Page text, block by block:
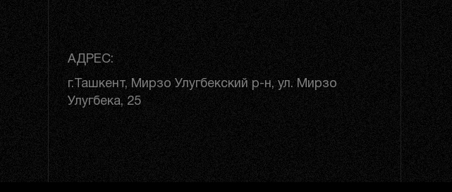
АДРЕС:
г.Ташкент, Мирзо Улугбекский р-н, ул. Мирзо
Улугбека, 25